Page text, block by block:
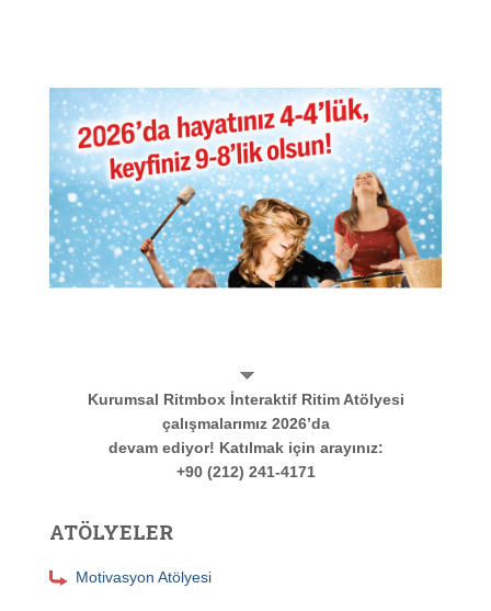
Kurumsal Ritmbox İnteraktif Ritim Atölyesi
çalışmalarımız 2026’da
devam ediyor! Katılmak için arayınız:
+90 (212) 241-4171
ATÖLYELER
Motivasyon Atölyesi